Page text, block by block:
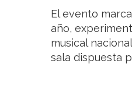
El evento
año,
musical
sala dispuesta